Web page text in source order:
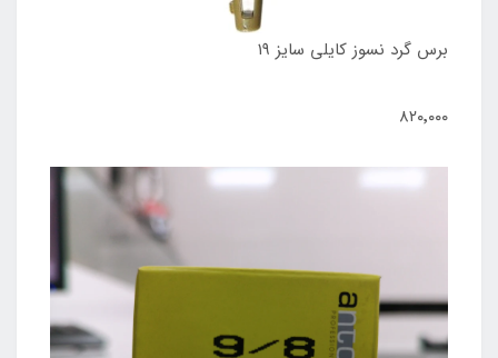
برس گرد نسوز کایلی سایز ۱۹
۸۲۰٬۰۰۰